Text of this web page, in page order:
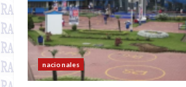
nacionales